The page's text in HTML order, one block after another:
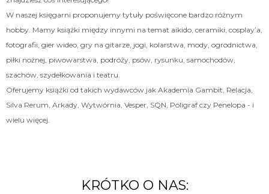
W naszej księgarni proponujemy tytuły poświęcone bardzo różnym
hobby. Mamy książki między innymi na temat aikido, ceramiki, cosplay’a,
fotografii, gier wideo, gry na gitarze, jogi, kolarstwa, mody, ogrodnictwa,
piłki nożnej, piwowarstwa, podróży, psów, rysunku, samochodów,
szachów, szydełkowania i teatru.
Oferujemy książki od takich wydawców jak Akademia Gambit, Relacja,
Silva Rerum, Arkady, Wytwórnia, Vesper, SQN, Poligraf czy Penelopa - i
wielu więcej.
KRÓTKO O NAS: